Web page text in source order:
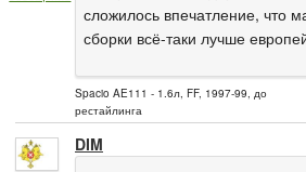
сложилось впечатление, что
сборки всё-таки лучше
Spacio AE111 - 1.6л, FF, 1997-99, до
рестайлинга
DIM